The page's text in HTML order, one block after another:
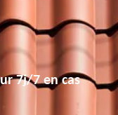
7j/7 en cas